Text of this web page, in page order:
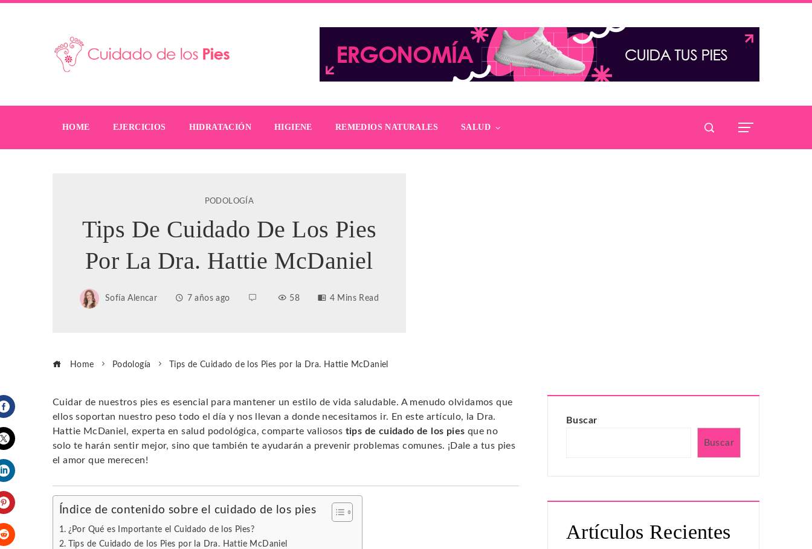
HOME EJERCICIOS HIDRATACIÓN HIGIENE REMEDIOS NATURALES SALUD
PODOLOGÍA
Tips De Cuidado De Los Pies
Por La Dra. Hattie McDaniel
Sofía Alencar 7 años ago 58 4 Mins Read
Home Podología Tips de Cuidado de los Pies por la Dra. Hattie McDaniel
Facebook
Twitter
LinkedIn
Pinterest
Cuidar de nuestros pies es esencial para mantener un estilo de vida saludable. A menudo olvidamos que
ellos soportan nuestro peso todo el día y nos llevan a donde necesitamos ir. En este artículo, la Dra.
Hattie McDaniel, experta en salud podológica, comparte valiosos tips de cuidado de los pies que no
solo te harán sentir mejor, sino que también te ayudarán a prevenir problemas comunes. ¡Dale a tus pies
el amor que merecen!
Índice de contenido sobre el cuidado de los pies
¿Por Qué es Importante el Cuidado de los Pies?
Tips de Cuidado de los Pies por la Dra. Hattie McDaniel
Buscar
Buscar
Artículos Recientes